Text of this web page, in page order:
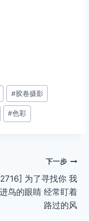
#胶卷摄影
#色彩
下一步
为了寻找你 我
鸟的眼睛 经常盯着
路过的风